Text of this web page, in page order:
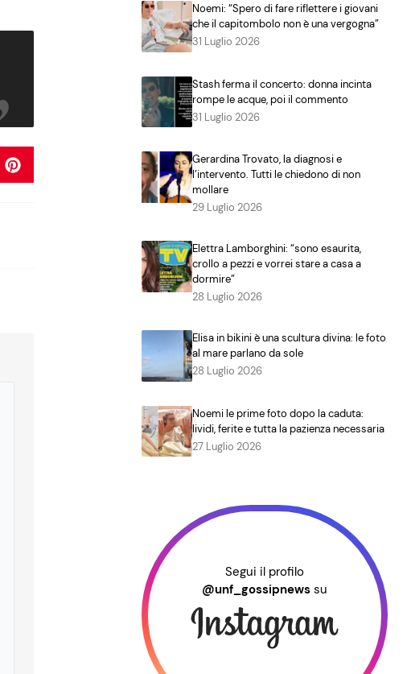
Noemi: “Spero di fare riflettere i giovani
che il capitombolo non è una vergogna”
31 Luglio 2026
Stash ferma il concerto: donna incinta
rompe le acque, poi il commento
31 Luglio 2026
Gerardina Trovato, la diagnosi e
l’intervento. Tutti le chiedono di non
mollare
29 Luglio 2026
Elettra Lamborghini: “sono esaurita,
crollo a pezzi e vorrei stare a casa a
dormire”
28 Luglio 2026
Elisa in bikini è una scultura divina: le foto
al mare parlano da sole
28 Luglio 2026
Noemi le prime foto dopo la caduta:
lividi, ferite e tutta la pazienza necessaria
27 Luglio 2026
Segui il profilo
@unf_gossipnews su